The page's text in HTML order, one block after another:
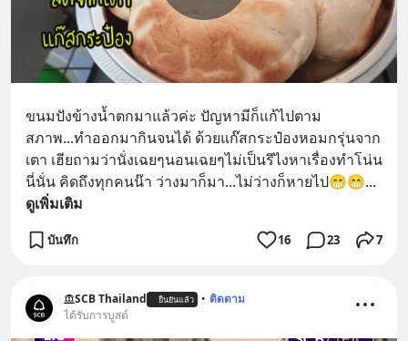
ขนมปังข้างน้ำตกมาแล้วค่ะ ปัญหามีก็แก้ไปตาม
สภาพ...ทำออกมากินจนได้ ด้วยแก๊สกระป๋องหอมกรุ่นจาก
เตา เฮียถามว่านั่งเฉยๆนอนเฉยๆไม่เป็นรึไงหาเรื่องทำโน่น
นี่นั่น คิดถึงทุกคนน๊า ว่างมาก็มา...ไม่ว่างก็หายไป😁😁...
ดูเพิ่มเติม
บันทึก 16 23 7
SCB Thailand ยืนยันแล้ว • ติดตาม
ได้รับการบูสต์